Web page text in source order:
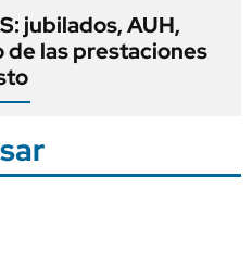
jubilados, AUH,
las prestaciones